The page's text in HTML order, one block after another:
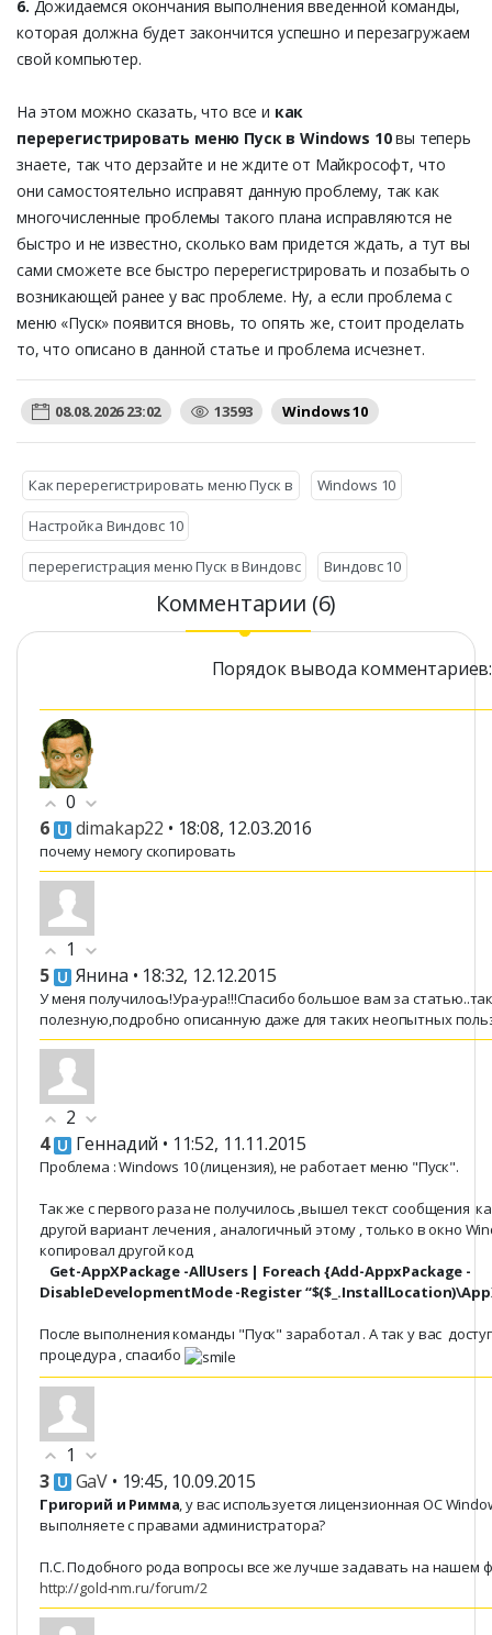
6. Дожидаемся окончания выполнения введенной команды,
которая должна будет закончится успешно и перезагружаем
свой компьютер.
На этом можно сказать, что все и как
перерегистрировать меню Пуск в Windows 10вы теперь
знаете, так что дерзайте и не ждите от Майкрософт, что
они самостоятельно исправят данную проблему, так как
многочисленные проблемы такого плана исправляются не
быстро и не известно, сколько вам придется ждать, а тут вы
сами сможете все быстро перерегистрировать и позабыть о
возникающей ранее у вас проблеме. Ну, а если проблема с
меню «Пуск» появится вновь, то опять же, стоит проделать
то, что описано в данной статье и проблема исчезнет.
08.08.2026 23:02 13593 Windows 10
Как перерегистрировать меню Пуск в Windows 10
Настройка Виндовс 10
перерегистрация меню Пуск в Виндовс Виндовс 10
Комментарии (6)
Порядок вывода комментариев:
0
6
dimakap22 • 18:08, 12.03.2016
почему немогу скопировать
1
5
Янина • 18:32, 12.12.2015
У меня получилось!Ура-ура!!!Спасибо большое вам за
полезную,подробно описанную даже для таких неопытных
2
4
Геннадий • 11:52, 11.11.2015
Проблема : Windows 10 (лицензия), не работает меню "Пуск".
Так же с первого раза не получилось ,вышел текст сообщения
другой вариант лечения , аналогичный этому , только в окно
копировал другой код
Get-AppXPackage -AllUsers | Foreach {Add-AppxPackage -
DisableDevelopmentMode -Register
После выполнения команды "Пуск" заработал . А так у вас
процедура , спасибо
1
3
GaV • 19:45, 10.09.2015
Григорий и Римма , у вас используется лицензионная ОС
выполняете с правами администратора?
П.С. Подобного рода вопросы все же лучше задавать на нашем
http://gold-nm.ru/forum/2